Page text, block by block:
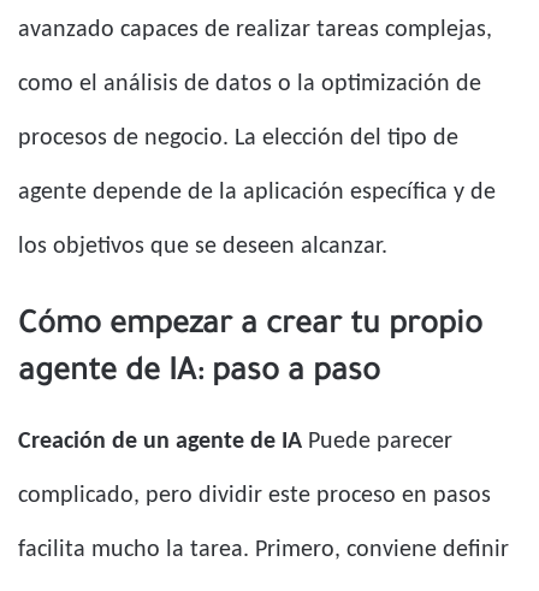
avanzado capaces de realizar tareas complejas,
como el análisis de datos o la optimización de
procesos de negocio. La elección del tipo de
agente depende de la aplicación específica y de
los objetivos que se deseen alcanzar.
Cómo empezar a crear tu propio
agente de IA: paso a paso
Creación de un agente de IA Puede parecer
complicado, pero dividir este proceso en pasos
facilita mucho la tarea. Primero, conviene definir